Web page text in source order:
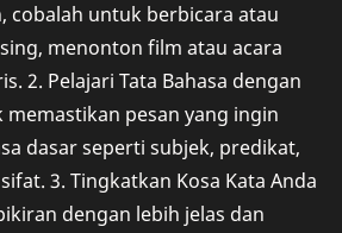
cobalah untuk berbicara atau
menonton film atau acara
2. Pelajari Tata Bahasa dengan
pesan yang ingin
dasar seperti subjek, predikat,
3. Tingkatkan Kosa Kata Anda
dengan lebih jelas dan